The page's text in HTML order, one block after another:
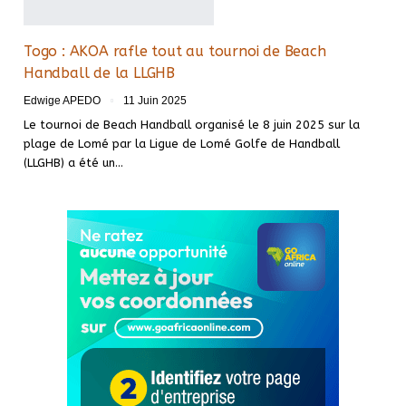
Togo : AKOA rafle tout au tournoi de Beach
Handball de la LLGHB
Edwige APEDO 11 Juin 2025
Le tournoi de Beach Handball organisé le 8 juin 2025 sur la
plage de Lomé par la Ligue de Lomé Golfe de Handball
(LLGHB) a été un…